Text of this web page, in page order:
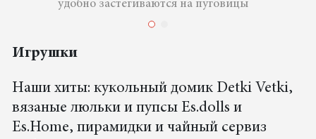
удобно застегиваются на пуговицы
Игрушки
Наши хиты: кукольный домик Detki Vetki,
вязаные люльки и пупсы Es.dolls и
Es.Home, пирамидки и чайный сервиз